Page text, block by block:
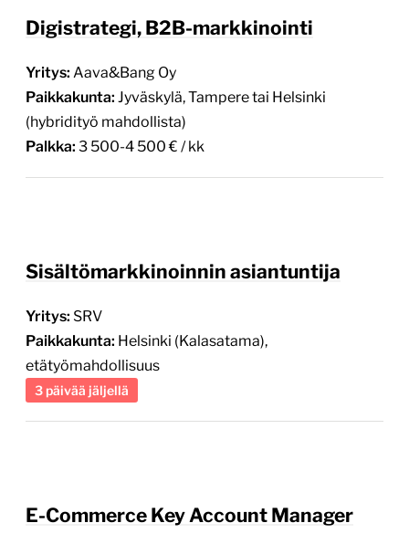
Digistrategi, B2B-markkinointi
Yritys: Aava&Bang Oy
Paikkakunta: Jyväskylä, Tampere tai Helsinki
(hybridityö mahdollista)
Palkka: 3 500-4 500 € / kk
Sisältömarkkinoinnin asiantuntija
Yritys: SRV
Paikkakunta: Helsinki (Kalasatama),
etätyömahdollisuus
3 päivää jäljellä
E-Commerce Key Account Manager